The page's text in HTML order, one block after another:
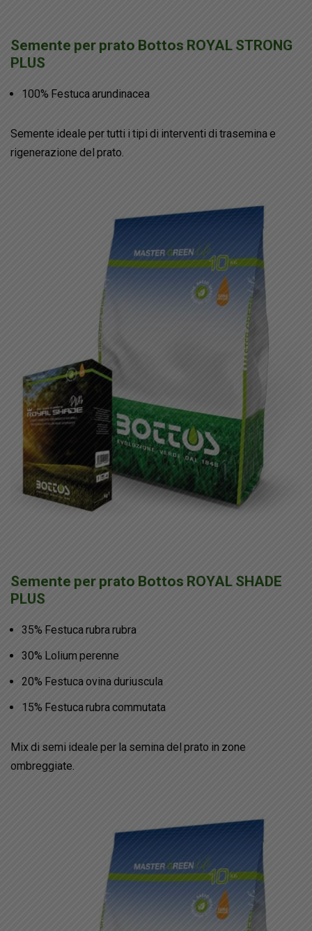
Semente per prato Bottos ROYAL STRONG
PLUS
100% Festuca arundinacea
Semente ideale per tutti i tipi di interventi di trasemina e
rigenerazione del prato.
Semente per prato Bottos ROYAL SHADE
PLUS
35% Festuca rubra rubra
30% Lolium perenne
20% Festuca ovina duriuscula
15% Festuca rubra commutata
Mix di semi ideale per la semina del prato in zone
ombreggiate.